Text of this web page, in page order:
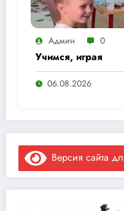
Админ 0
Учимся, играя
06.08.2026
Версия сайта